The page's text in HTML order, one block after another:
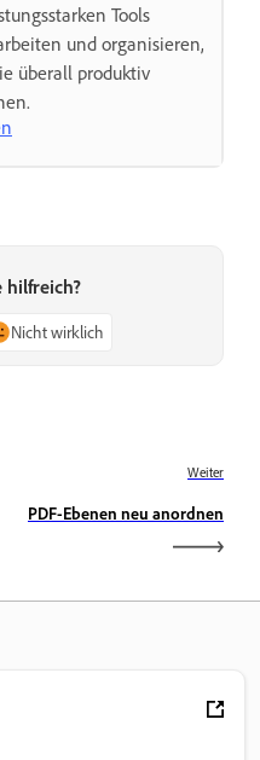
Tools
und organisieren,
überall produktiv
hilfreich?
Nicht wirklich
Weiter
PDF-Ebenen neu anordnen